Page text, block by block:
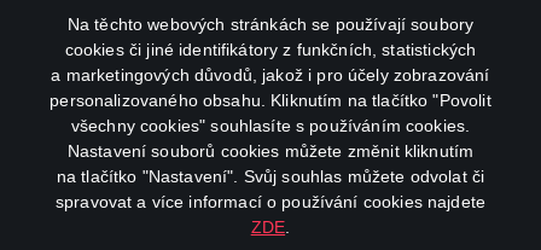
Na těchto webových stránkách se používají soubory
cookies či jiné identifikátory z funkčních, statistických
a marketingových důvodů, jakož i pro účely zobrazování
personalizovaného obsahu. Kliknutím na tlačítko "Povolit
všechny cookies" souhlasíte s používáním cookies.
Nastavení souborů cookies můžete změnit kliknutím
na tlačítko "Nastavení". Svůj souhlas můžete odvolat či
spravovat a více informací o používání cookies najdete
ZDE
facebookinstagram
youtube